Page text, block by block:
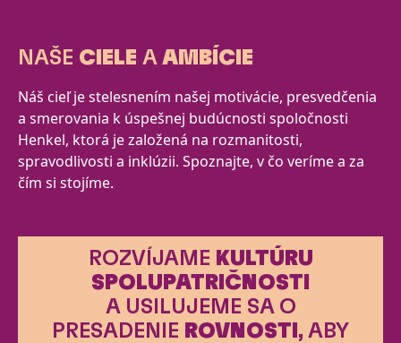
NAŠE CIELE A AMBÍCIE
Náš cieľ je stelesnením našej motivácie, presvedčenia
a smerovania k úspešnej budúcnosti spoločnosti
Henkel, ktorá je založená na rozmanitosti,
spravodlivosti a inklúzii. Spoznajte, v čo veríme a za
čím si stojíme.
ROZVÍJAME KULTÚRU
SPOLUPATRIČNOSTI
A USILUJEME SA O
PRESADENIE ROVNOSTI , ABY